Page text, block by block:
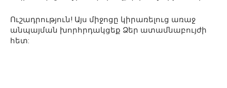
Ուշադրություն! Այս միջոցը կիրառելուց առաջ
անպայման խորհրդակցեք Ձեր ատամնաբույժի
հետ: